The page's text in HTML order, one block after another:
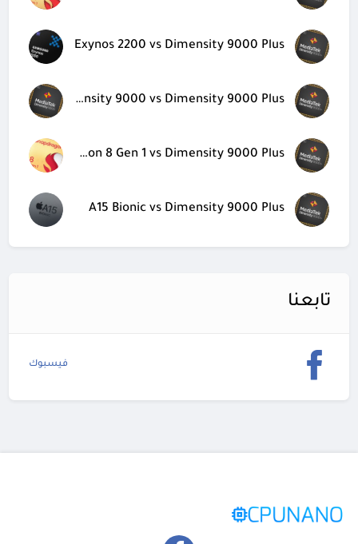
Exynos 2200 vs Dimensity 9000 Plus
Dimensity 9000 vs Dimensity 9000 Plus
Snapdragon 8 Gen 1 vs Dimensity 9000 Plus
A15 Bionic vs Dimensity 9000 Plus
تابعنا
فيسبوك